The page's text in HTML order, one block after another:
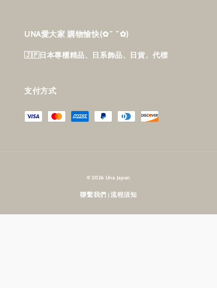
UNA愛大家 購物愉快‎(✿˘ ˘✿)
🇯🇵日本專櫃精品、日系飾品、日貨、代標
支付方式
© 2026 Una Japan
聯繫我們 |流程須知